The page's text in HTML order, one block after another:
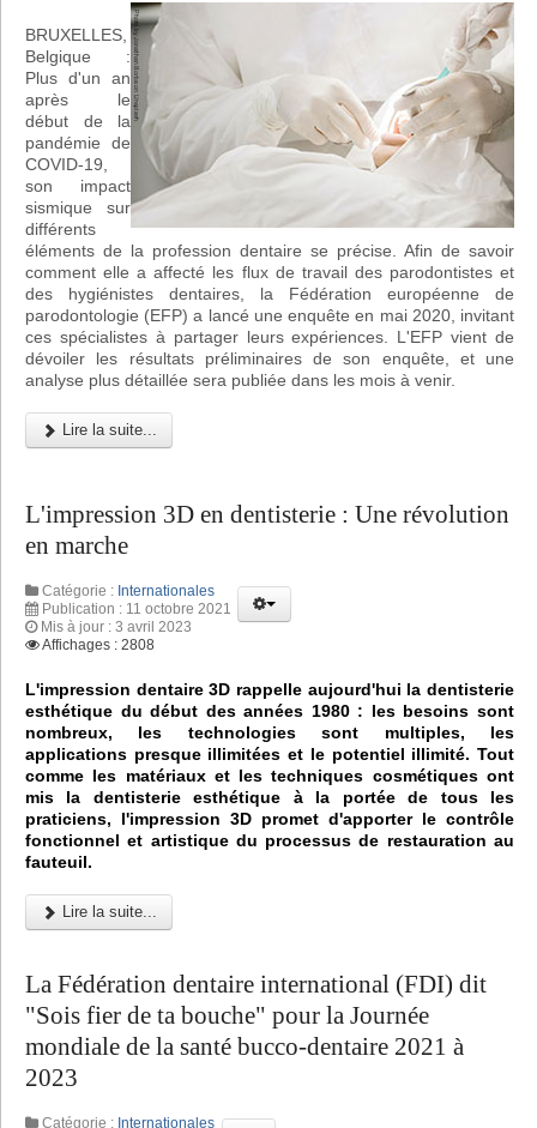
BRUXELLES,
Belgique :
Plus d'un an
après le
début de la
pandémie de
COVID-19,
son impact
sismique sur
différents
éléments de la profession dentaire se précise. Afin de savoir
comment elle a affecté les flux de travail des parodontistes et
des hygiénistes dentaires, la Fédération européenne de
parodontologie (EFP) a lancé une enquête en mai 2020, invitant
ces spécialistes à partager leurs expériences. L'EFP vient de
dévoiler les résultats préliminaires de son enquête, et une
analyse plus détaillée sera publiée dans les mois à venir.
Lire la suite...
L'impression 3D en dentisterie : Une révolution
en marche
Catégorie : Internationales
Publication : 11 octobre 2021
Mis à jour : 3 avril 2023
Affichages : 2808
L'impression dentaire 3D rappelle aujourd'hui la dentisterie
esthétique du début des années 1980 : les besoins sont
nombreux, les technologies sont multiples, les
applications presque illimitées et le potentiel illimité. Tout
comme les matériaux et les techniques cosmétiques ont
mis la dentisterie esthétique à la portée de tous les
praticiens, l'impression 3D promet d'apporter le contrôle
fonctionnel et artistique du processus de restauration au
fauteuil.
Lire la suite...
La Fédération dentaire international (FDI) dit
"Sois fier de ta bouche" pour la Journée
mondiale de la santé bucco-dentaire 2021 à
2023
Catégorie : Internationales